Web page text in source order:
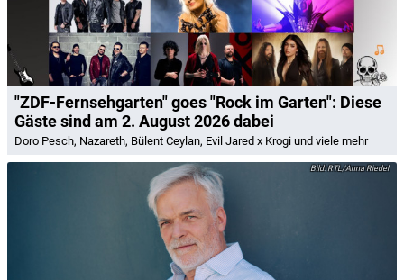
"ZDF-Fernsehgarten" goes "Rock im Garten": Diese
Gäste sind am 2. August 2026 dabei
Doro Pesch, Nazareth, Bülent Ceylan, Evil Jared x Krogi und viele mehr
RTL/Anna Riedel